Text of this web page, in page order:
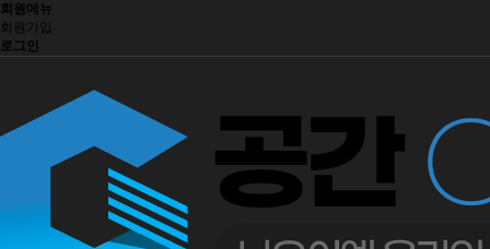
회원메뉴
회원가입
로그인